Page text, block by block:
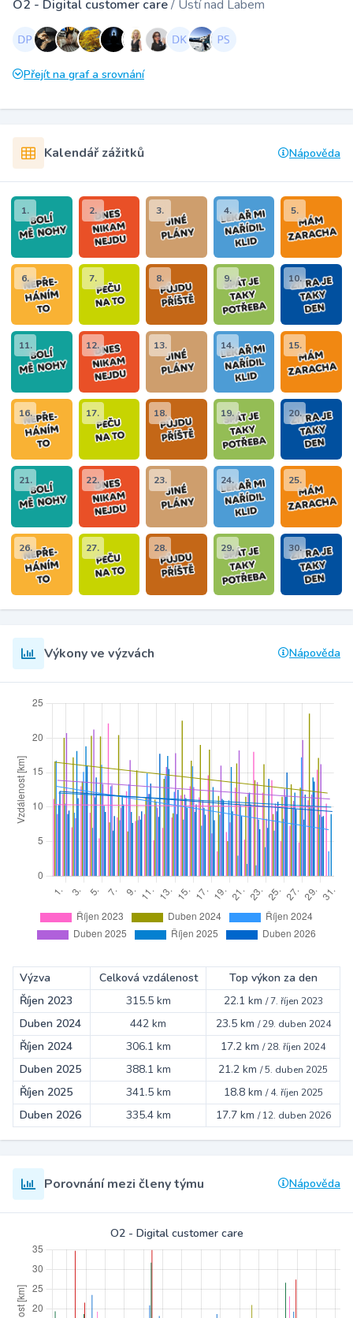
O2 - Digital customer care/ Ústí nad Labem
Přejít na graf a srovnání
Kalendář zážitků Nápověda
1. 2. 3. 4. 5.
6. 7. 8. 9. 10.
11. 12. 13. 14. 15.
16. 17. 18. 19. 20.
21. 22. 23. 24. 25.
26. 27. 28. 29. 30.
Výkony ve výzvách Nápověda
Výzva Celková vzdálenost
Top výkon za den
Říjen 2023
315.5 km 22.1 km /7. říjen 2023
Duben 2024 442 km 23.5 km /29. duben 2024
Říjen 2024 306.1 km 17.2 km /28. říjen 2024
Duben 2025 388.1 km 21.2 km /5. duben 2025
Říjen 2025 341.5 km 18.8 km /4. říjen 2025
Duben 2026 335.4 km 17.7 km /12. duben 2026
Porovnání mezi členy týmu Nápověda
O2 - Digital customer care